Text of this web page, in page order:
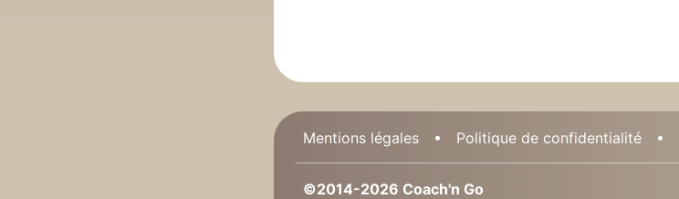
Mentions légales Politique de confidentialité
©2014-2026 Coach'n Go